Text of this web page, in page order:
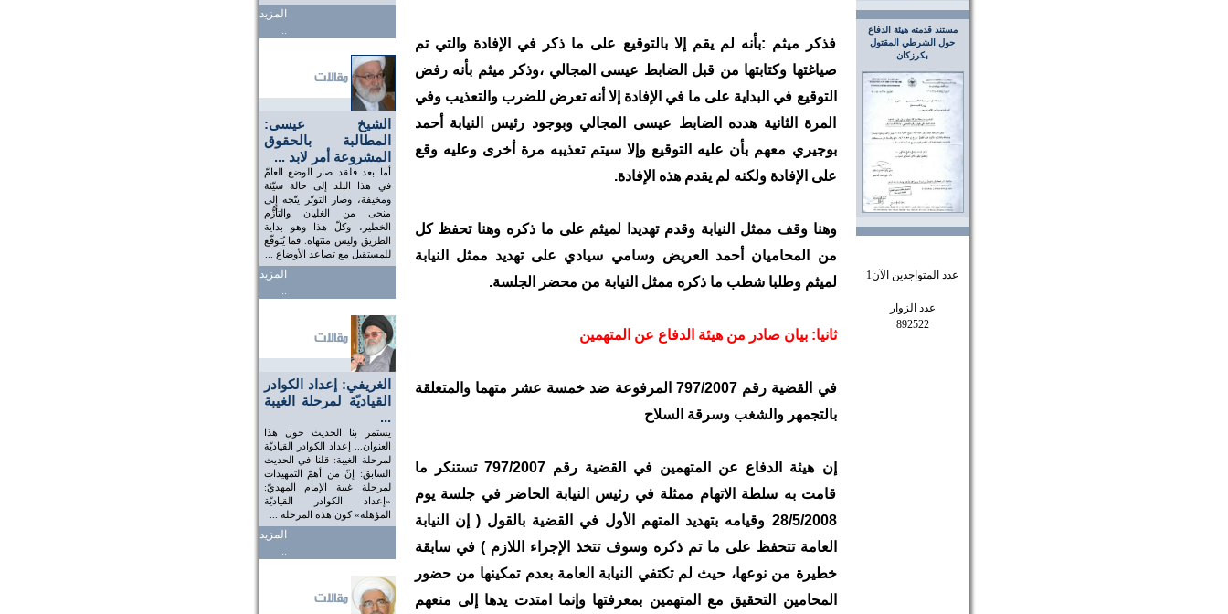
مستند قدمته هيئة الدفاع
حول الشرطي المقتول
بكرزكان
عدد المتواجدين الآن1
عدد الزوار
892522
المزيد
..
الشيخ عيسى:
المطالبة بالحقوق
المشروعة أمر لابد ...
أما بعد فلقد صار الوضع العامّ
في هذا البلد إلى حالة سيّئة
ومخيفة، وصار التوتّر يتّجه إلى
منحى من الغليان والتأزُّم
الخطير، وكلّ هذا وهو بداية
الطريق وليس منتهاه. فما يُتوقّع
للمستقبل مع تصاعد الأوضاع ...
المزيد
..
الغريفي: إعداد الكوادر
القياديّة لمرحلة الغيبة
...
يستمر بنا الحديث حول هذا
العنوان... إعداد الكوادر القياديّة
لمرحلة الغيبة: قلنا في الحديث
السابق: إنّ من أهمّ التمهيدات
لمرحلة غيبة الإمام المهديّ:
«إعداد الكوادر القياديّة
المؤهلة» كون هذه المرحلة ...
المزيد
..
فذكر ميثم :بأنه لم يقم إلا بالتوقيع على ما ذكر في الإفادة والتي تم
صياغتها وكتابتها من قبل الضابط عيسى المجالي ،وذكر ميثم بأنه رفض
التوقيع في البداية على ما في الإفادة إلا أنه تعرض للضرب والتعذيب وفي
المرة الثانية هدده الضابط عيسى المجالي وبوجود رئيس النيابة أحمد
بوجيري معهم بأن عليه التوقيع وإلا سيتم تعذيبه مرة أخرى وعليه وقع
على الإفادة ولكنه لم يقدم هذه الإفادة.
وهنا وقف ممثل النيابة وقدم تهديدا لميثم على ما ذكره وهنا تحفظ كل
من المحاميان أحمد العريض وسامي سيادي على تهديد ممثل النيابة
لميثم وطلبا شطب ما ذكره ممثل النيابة من محضر الجلسة.
ثانيا: بيان صادر من هيئة الدفاع عن المتهمين
في القضية رقم 797/2007 المرفوعة ضد خمسة عشر متهما والمتعلقة
بالتجمهر والشغب وسرقة السلاح
إن هيئة الدفاع عن المتهمين في القضية رقم 797/2007 تستنكر ما
قامت به سلطة الاتهام ممثلة في رئيس النيابة الحاضر في جلسة يوم
28/5/2008 وقيامه بتهديد المتهم الأول في القضية بالقول ( إن النيابة
العامة تتحفظ على ما تم ذكره وسوف تتخذ الإجراء اللازم ) في سابقة
خطيرة من نوعها، حيث لم تكتفي النيابة العامة بعدم تمكينها من حضور
المحامين التحقيق مع المتهمين بمعرفتها وإنما امتدت يدها إلى منعهم